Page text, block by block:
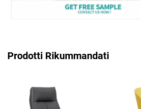
Prodotti Rikummandati